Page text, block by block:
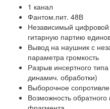
1 канал
Фантом.пит. 48В
Независимый
гитарную партию
Вывод на наушник с
параметра громкость
Разрыв инсертного
динамич. обработки)
Выборочное
Возможность